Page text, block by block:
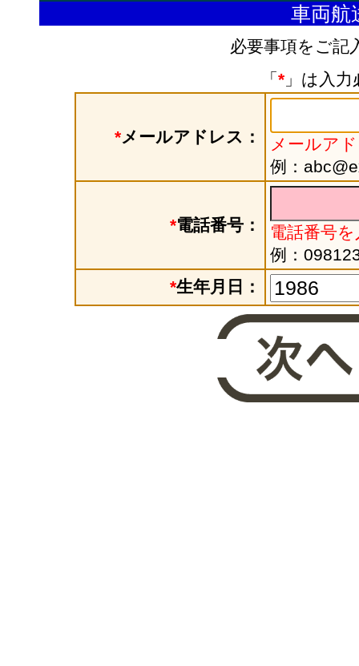
車両航
必要事項をご記
「 *」は入力
*メールアドレス：
メールア
例：
*電話番号：
電話番号
例：
*生年月日：